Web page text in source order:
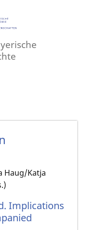
Haug/Katja
Implications